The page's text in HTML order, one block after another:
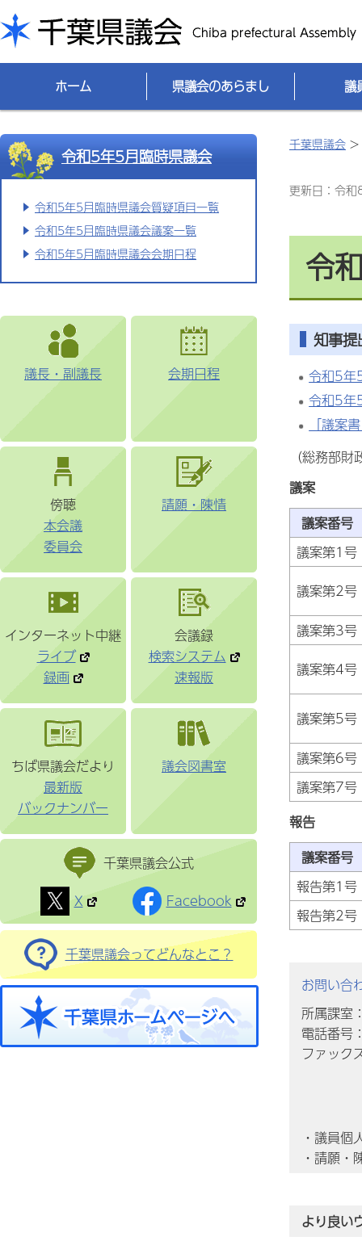
千葉県議会
ホーム 県議会のあらまし 議
令和5年5月臨時県議会
令和5年5月臨時県議会質疑項目一覧
令和5年5月臨時県議会議案一覧
令和5年5月臨時県議会会期日程
議長・副議長 会期日程
傍聴
本会議
委員会
請願・陳情
インターネット中継
ライブ
録画
会議録
検索システム
速報版
ちば県議会だより
最新版
バックナンバー
議会図書室
千葉県議会公式
X
Facebook
千葉県議会ってどんなとこ？
千葉県議会 >
更新日：令
令
知事
令和5年
令和5年
「議案
（総務部
議案
議案番号
議案第1号
議案第2号
議案第3号
議案第4号
議案第5号
議案第6号
議案第7号
報告
議案番号
報告第1号
報告第2号
お問い合
所属課室
電話番
ファッ
・議員個
・請願
より良い